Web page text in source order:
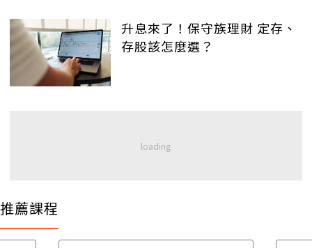
升息來了！保守族理財 定存、
存股該怎麼選？
推薦課程